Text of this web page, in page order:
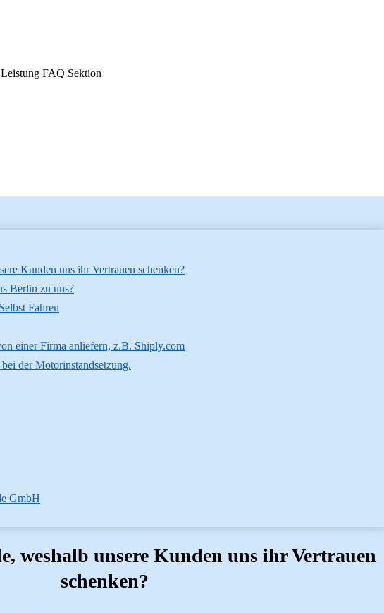
FAQ Sektion
Kunden uns ihr Vertrauen schenken?
Berlin zu uns?
Fahren
einer Firma anliefern, z.B. Shiply.com
der Motorinstandsetzung.
GmbH
weshalb unsere Kunden uns ihr Vertrauen
schenken?